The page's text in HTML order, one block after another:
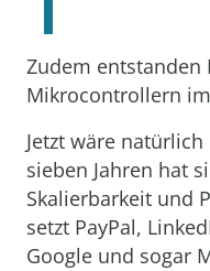
Zudem
Mikrocontrollern
Jetzt wäre
sieben Jahren hat
Skalierbarkeit und
setzt PayPal,
Google und sogar